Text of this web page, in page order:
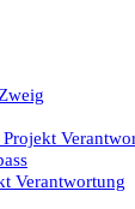
Verantwortung